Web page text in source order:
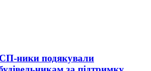
ники подякували